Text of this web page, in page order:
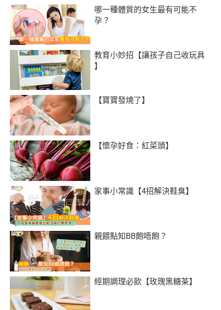
哪一種體質的女生最有可能不
孕？
教育小妙招【讓孩子自己收玩具
】
【寶寶發燒了】
【懷孕好食：紅菜頭】
家事小常識【4招解決鞋臭】
親餵點知BB飽唔飽？
經期調理必飲【玫瑰黑糖茶】